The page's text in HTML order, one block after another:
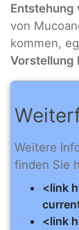
Entstehung
von
kommen,
Vorstellung
Weitere
finden Sie
<link
<link